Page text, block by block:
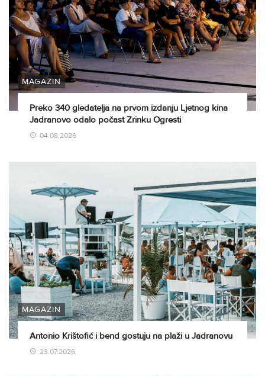
MAGAZIN
Preko 340 gledatelja na prvom izdanju Ljetnog kina
Jadranovo odalo počast Zrinku Ogresti
04.08.2026
MAGAZIN
Antonio Krištofić i bend gostuju na plaži u Jadranovu
23.07.2026